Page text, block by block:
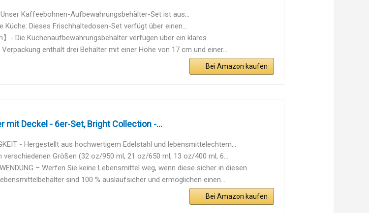
Kaffeebohnen-Aufbewahrungsbehälter-Set ist aus...
Dieses Frischhaltedosen-Set verfügt über einen...
】- Die Küchenaufbewahrungsbehälter verfügen über ein klares...
Verpackung enthält drei Behälter mit einer Höhe von 17 cm und einer...
Bei Amazon kaufen
mit Deckel - 6er-Set, Bright Collection -...
- Hergestellt aus hochwertigem Edelstahl und lebensmittelechtem...
verschiedenen Größen (32 oz/950 ml, 21 oz/650 ml, 13 oz/400 ml, 6...
– Werfen Sie keine Lebensmittel weg, wenn diese sicher in diesen...
sind 100 % auslaufsicher und ermöglichen einen...
Bei Amazon kaufen